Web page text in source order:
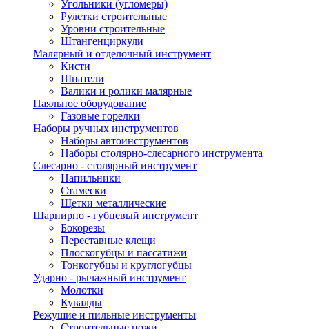
Угольники (угломеры)
Рулетки строительные
Уровни строительные
Штангенциркули
Малярный и отделочный инструмент
Кисти
Шпатели
Валики и ролики малярные
Паяльное оборудование
Газовые горелки
Наборы ручных инструментов
Наборы автоинструментов
Наборы столярно-слесарного инструмента
Слесарно - столярный инструмент
Напильники
Стамески
Щетки металлические
Шарнирно - губцевый инструмент
Бокорезы
Переставные клещи
Плоскогубцы и пассатижи
Тонкогубцы и круглогубцы
Ударно - рычажный инструмент
Молотки
Кувалды
Режушие и пильные инструменты